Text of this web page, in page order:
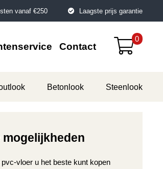
vanaf €250 Laagste prijs garantie
Contact
0
Betonlook Steenlook
mogelijkheden
vloer u het beste kunt kopen